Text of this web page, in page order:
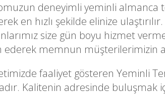
deneyimli yeminli
en hızlı şekilde elinize
size gün boyu hizmet
memnun müşterilerimizin
faaliyet gösteren Yeminli
Kalitenin adresinde buluşmak